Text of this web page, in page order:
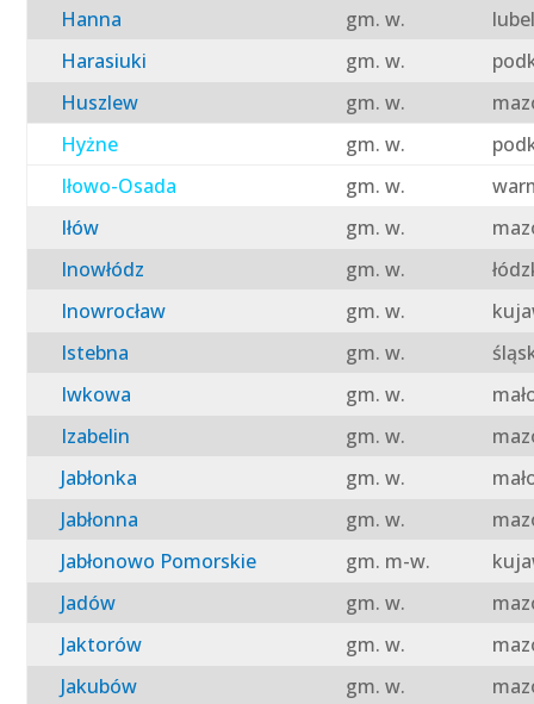
Hanna
gm. w.
Harasiuki
gm. w.
Huszlew
gm. w.
Hyżne
gm. w.
Iłowo-Osada
gm. w.
Iłów
gm. w.
Inowłódz
gm. w.
Inowrocław
gm. w.
Istebna
gm. w.
Iwkowa
gm. w.
Izabelin
gm. w.
Jabłonka
gm. w.
Jabłonna
gm. w.
Jabłonowo Pomorskie
gm. m-w.
Jadów
gm. w.
Jaktorów
gm. w.
Jakubów
gm. w.